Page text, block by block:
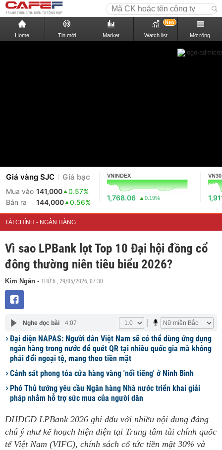
Home Tin mới Market Watch list
New
Mở rộng
Giá vàng SJC Giá bạc
Mua vào 141,000
0.57%
Bán ra
144,000 0.56%
VNINDEX
1,768.06 0.19%
VN30
TÀI CHÍNH - NGÂN HÀNG
Vì sao LPBank lọt Top 10 Đại hội đồng cổ
đông thường niên tiêu biểu 2026?
Kim Ngân - THỨ 6 , 29/05/2026, 07:30
Nghe đọc bài 4:07
Đại diện NAPAS: Người dân Việt Nam sẽ có thể dùng ứng dụng
ngân hàng trong nước để quét QR tại nhiều quốc gia mà không
phải đổi ngoại tệ, mang theo tiền mặt
Cảnh sát phong tỏa cửa hàng vàng 'nổi tiếng' ở Ninh Bình
Phó Thủ tướng yêu cầu Ngân hàng Nhà nước triển khai giải
pháp nhằm hỗ trợ sức mua của người dân
ĐHĐCĐ LPBank 2026 ghi dấu với nhiều nội dung đáng
chú ý như kế hoạch hiện diện tại Trung tâm tài chính quốc
tế Việt Nam (VIFC), chính sách cổ tức tiền mặt 30% và